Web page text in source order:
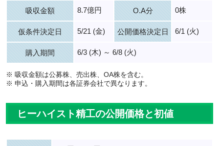
吸収金額 8.7億円 O.A分 0株
仮条件決定日 5/21 (金) 公開価格決定日 6/1 (火)
購入期間 6/3 (木) ～ 6/8 (火)
※ 吸収金額は公募株、売出株、OA株を含む。
※ 申込・購入期間は各証券会社で異なります。
ヒーハイスト精工の公開価格と初値